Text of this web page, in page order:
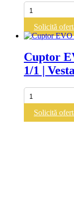
Cantitate
SPRAY
MINI
DIGITAL
WITH
L
TANK
|
Solicită
Cuptor
1/1 |
Cantitate
Cuptor
EVO
COMBI
Solicită